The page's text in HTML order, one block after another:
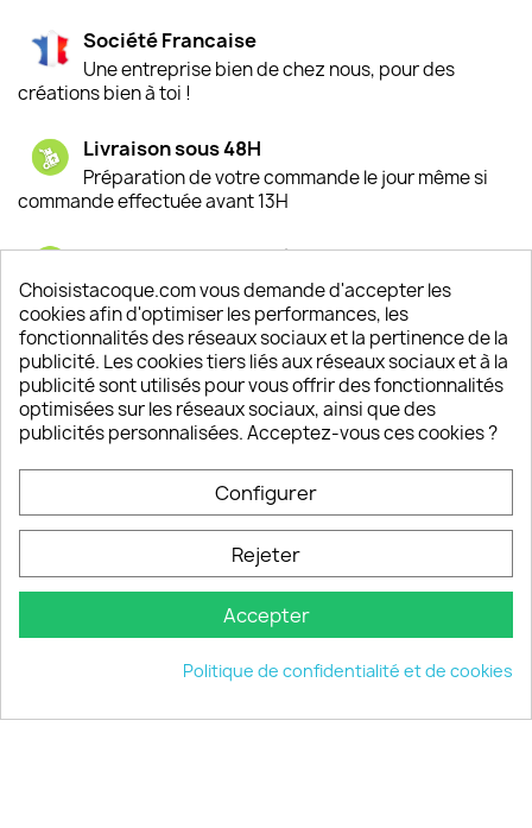
Société Francaise
Une entreprise bien de chez nous, pour des
créations bien à toi !
Livraison sous 48H
Préparation de votre commande le jour même si
commande effectuée avant 13H
Satisfaction de nos clients
Depuis 2009, entre 92% et 94% de nos clients
sont satisfaits de nos produits
Un SAV à votre écoute
Notre SAV est disponible 6/7J de 10h à 18H
keyboard_arrow_down
© 2026 - choisistacoque.com
Choisistacoque.com vous demande d'accepter les
cookies afin d'optimiser les performances, les
fonctionnalités des réseaux sociaux et la pertinence de la
publicité. Les cookies tiers liés aux réseaux sociaux et à la
publicité sont utilisés pour vous offrir des fonctionnalités
optimisées sur les réseaux sociaux, ainsi que des
publicités personnalisées. Acceptez-vous ces cookies ?
Configurer
Rejeter
Accepter
Politique de confidentialité et de cookies